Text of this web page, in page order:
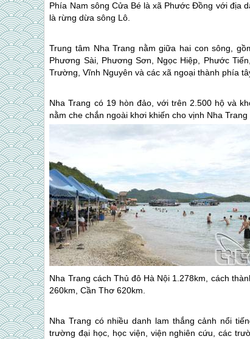
Phía Nam sông Cửa Bé là xã Phước Đồng với địa
là rừng dừa sông Lô.
Trung tâm Nha Trang nằm giữa hai con sông,
Phương Sài, Phương Sơn, Ngọc Hiệp, Phước
Trường, Vĩnh Nguyên và các xã ngoại thành phía
Nha Trang có 19 hòn đảo, với trên 2.500 hộ và
nằm che chắn ngoài khơi khiến cho vịnh Nha Trang
Nha Trang cách Thủ đô Hà Nội 1.278km, cách
260km, Cần Thơ 620km.
Nha Trang có nhiều danh lam thắng cảnh nổi
trường đại học, học viện, viện nghiên cứu, các